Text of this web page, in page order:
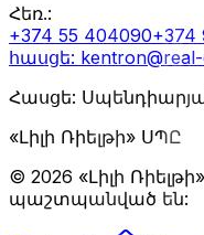
Հեռ.:
+374 55 404090+374
հասցե:
Հասցե:
«Լիլի Ռիելթի» ՍՊԸ
© 2026 «Լիլի
պաշտպանված են: